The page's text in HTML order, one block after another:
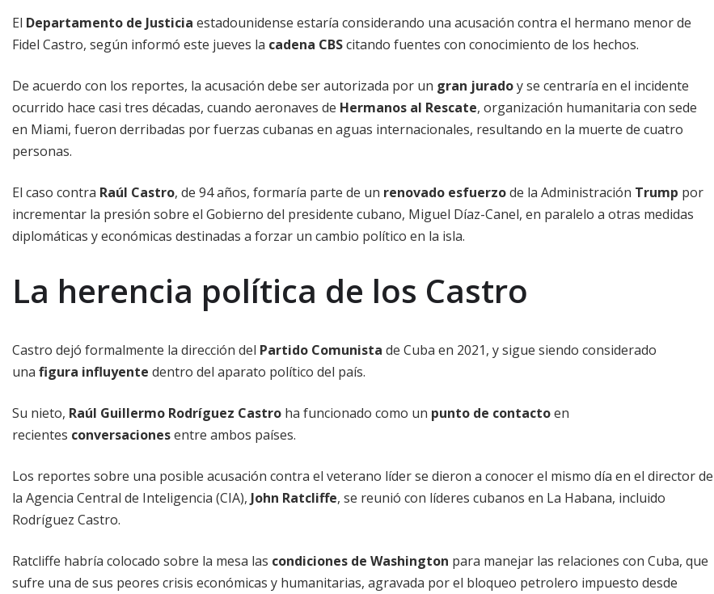
El Departamento de Justicia estadounidense estaría considerando una acusación contra el hermano menor de
Fidel Castro, según informó este jueves la cadena CBScitando fuentes con conocimiento de los hechos.
De acuerdo con los reportes, la acusación debe ser autorizada por un gran juradoy se centraría en el incidente
ocurrido hace casi tres décadas, cuando aeronaves de Hermanos al Rescate, organización humanitaria con sede
en Miami, fueron derribadas por fuerzas cubanas en aguas internacionales, resultando en la muerte de cuatro
personas.
El caso contra Raúl Castro, de 94 años, formaría parte de un renovado esfuerzode la Administración Trump por
incrementar la presión sobre el Gobierno del presidente cubano, Miguel Díaz-Canel, en paralelo a otras medidas
diplomáticas y económicas destinadas a forzar un cambio político en la isla.
La herencia política de los Castro
Castro dejó formalmente la dirección del Partido Comunista de Cuba en 2021, y sigue siendo considerado
una figura influyente dentro del aparato político del país.
Su nieto, Raúl Guillermo Rodríguez Castro ha funcionado como un punto de contactoen
recientes conversacionesentre ambos países.
Los reportes sobre una posible acusación contra el veterano líder se dieron a conocer el mismo día en el director de
la Agencia Central de Inteligencia (CIA), John Ratcliffe, se reunió con líderes cubanos en La Habana, incluido
Rodríguez Castro.
Ratcliffe habría colocado sobre la mesa las condiciones de Washington para manejar las relaciones con Cuba, que
sufre una de sus peores crisis económicas y humanitarias, agravada por el bloqueo petrolero impuesto desde